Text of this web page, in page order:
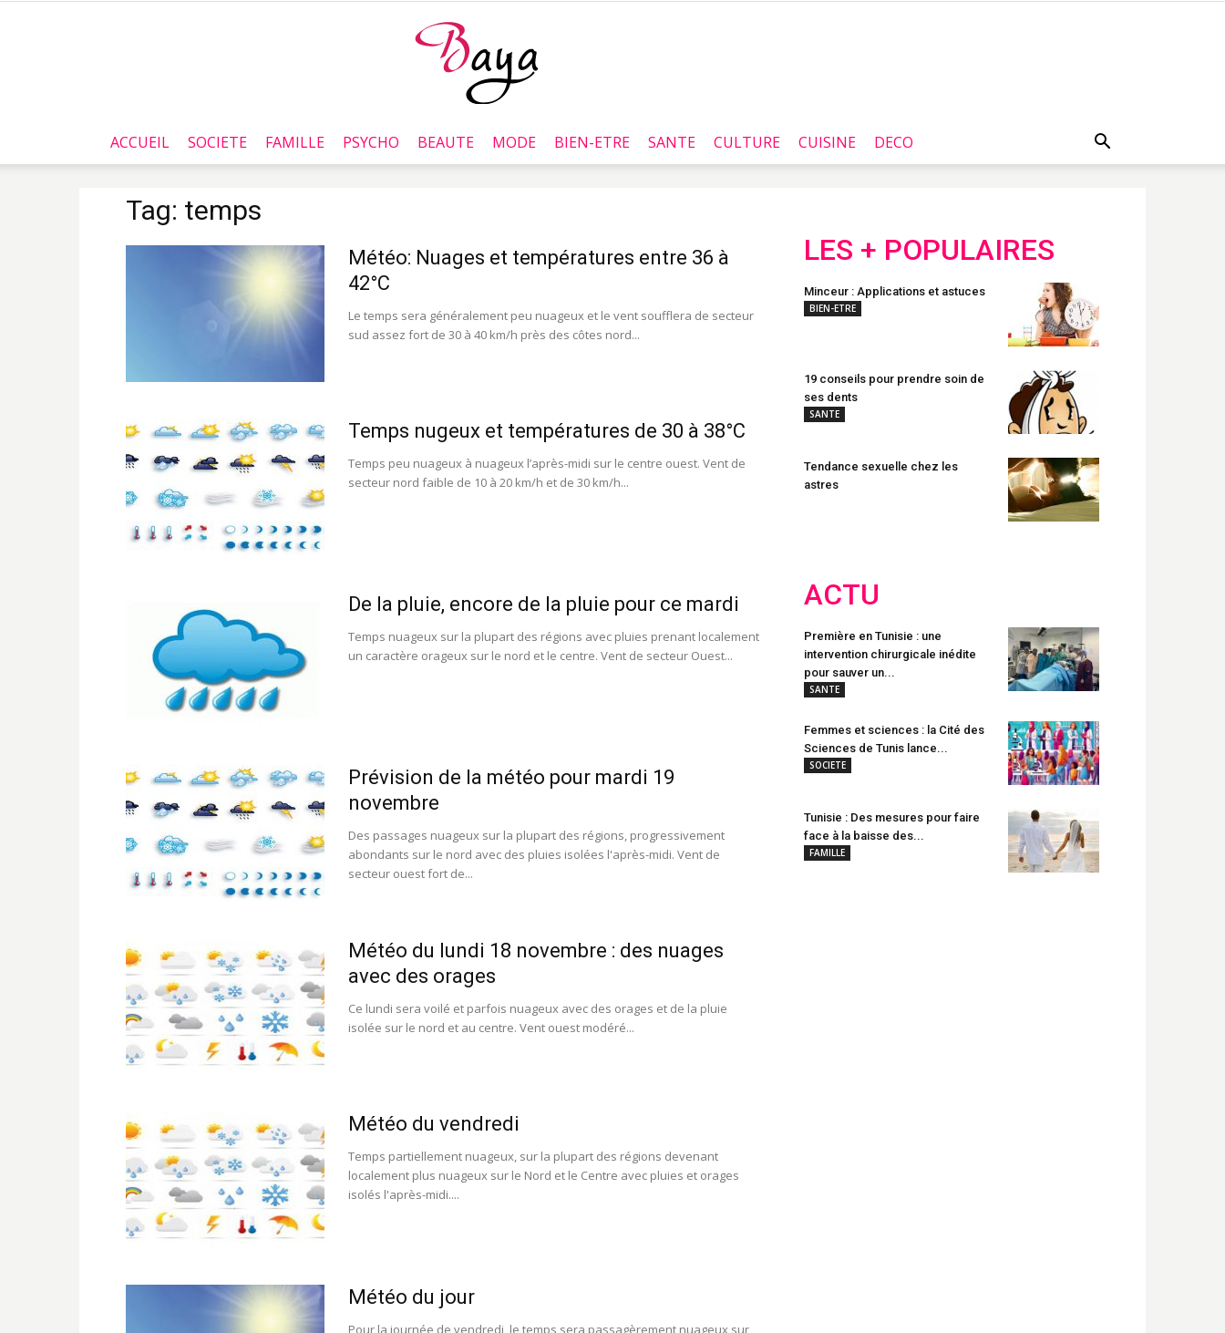
Baya.tn
ACCUEIL SOCIETE FAMILLE PSYCHO BEAUTE MODE BIEN-ETRE SANTE CULTURE CUISINE DECO
Tag: temps
Météo: Nuages et températures entre 36 à
42°C
Le temps sera généralement peu nuageux et le vent soufflera de secteur
sud assez fort de 30 à 40 km/h près des côtes nord...
Temps nugeux et températures de 30 à 38°C
Temps peu nuageux à nuageux l’après-midi sur le centre ouest. Vent de
secteur nord faible de 10 à 20 km/h et de 30 km/h...
De la pluie, encore de la pluie pour ce mardi
Temps nuageux sur la plupart des régions avec pluies prenant localement
un caractère orageux sur le nord et le centre. Vent de secteur Ouest...
Prévision de la météo pour mardi 19
novembre
Des passages nuageux sur la plupart des régions, progressivement
abondants sur le nord avec des pluies isolées l'après-midi. Vent de
secteur ouest fort de...
Météo du lundi 18 novembre : des nuages
avec des orages
Ce lundi sera voilé et parfois nuageux avec des orages et de la pluie
isolée sur le nord et au centre. Vent ouest modéré...
Météo du vendredi
Temps partiellement nuageux, sur la plupart des régions devenant
localement plus nuageux sur le Nord et le Centre avec pluies et orages
isolés l'après-midi....
Météo du jour
Pour la journée de vendredi, le temps sera passagèrement nuageux sur
LES + POPULAIRES
Minceur : Applications et astuces
BIEN-ETRE
19 conseils pour prendre soin de
ses dents
SANTE
Tendance sexuelle chez les
astres
ACTU
Première en Tunisie : une
intervention chirurgicale inédite
pour sauver un...
SANTE
Femmes et sciences : la Cité des
Sciences de Tunis lance...
SOCIETE
Tunisie : Des mesures pour faire
face à la baisse des...
FAMILLE